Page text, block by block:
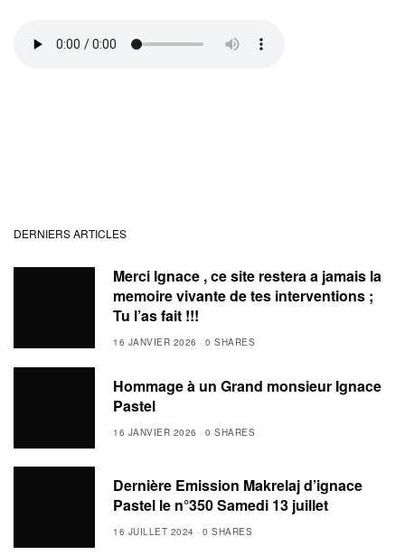
DERNIERS ARTICLES
Merci Ignace , ce site restera a jamais la
memoire vivante de tes interventions ;
Tu l’as fait !!!
16 JANVIER 2026 0 SHARES
Hommage à un Grand monsieur Ignace
Pastel
16 JANVIER 2026 0 SHARES
Dernière Emission Makrelaj d’ignace
Pastel le n°350 Samedi 13 juillet
16 JUILLET 2024 0 SHARES